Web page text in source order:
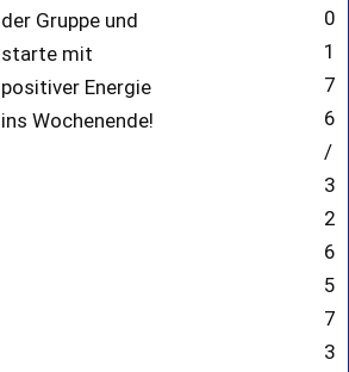
der Gruppe und
starte mit
positiver Energie
ins Wochenende!
0
1
7
6
/
3
2
6
5
7
3